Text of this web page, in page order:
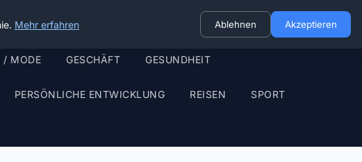
/ MODE GESCHÄFT GESUNDHEIT
PERSÖNLICHE ENTWICKLUNG REISEN SPORT
Mehr erfahren Ablehnen Akzeptieren